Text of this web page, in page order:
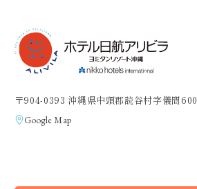
〒904-0393 沖縄県中頭郡読谷村字儀間600
Google Map